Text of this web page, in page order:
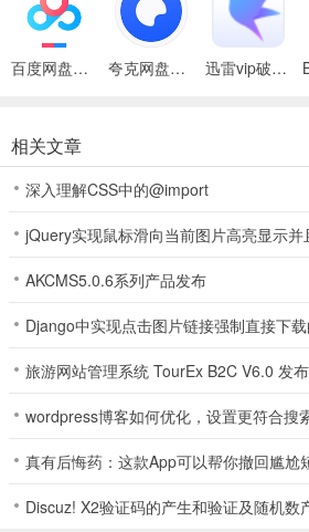
百度网盘绿色免安装Pc电脑版 夸克网盘官方正式版 迅雷vip破解版永久会员2024版
相关文章
深入理解CSS中的@import
jQuery实现鼠标滑向当前图片高亮显示
AKCMS5.0.6系列产品发布
Django中实现点击图片链接强制直接下
旅游网站管理系统 TourEx B2C V6.0 发布
wordpress博客如何优化，设置更符合搜
真有后悔药：这款App可以帮你撤回尴尬
Discuz! X2验证码的产生和验证及随机数